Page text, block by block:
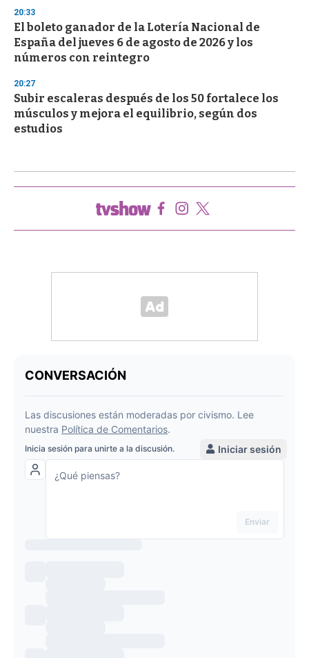
20:33
El boleto ganador de la Lotería Nacional de
España del jueves 6 de agosto de 2026 y los
números con reintegro
20:27
Subir escaleras después de los 50 fortalece los
músculos y mejora el equilibrio, según dos
estudios